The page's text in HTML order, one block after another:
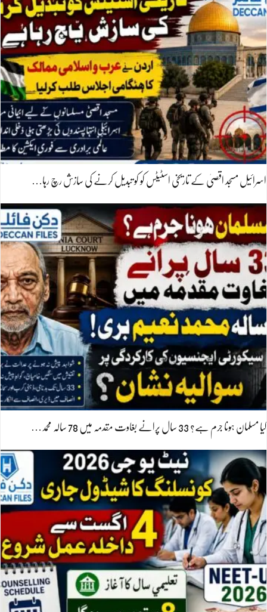
اسرائیل مسجد اقصیٰ کے تاریخی اسٹیٹس کو کو تبدیل کرنے کی سازش رچ رہا…
کیا مسلمان ہونا جرم ہے؟ 33 سال پرانے بغاوت مقدمہ میں 78 سالہ محمد…